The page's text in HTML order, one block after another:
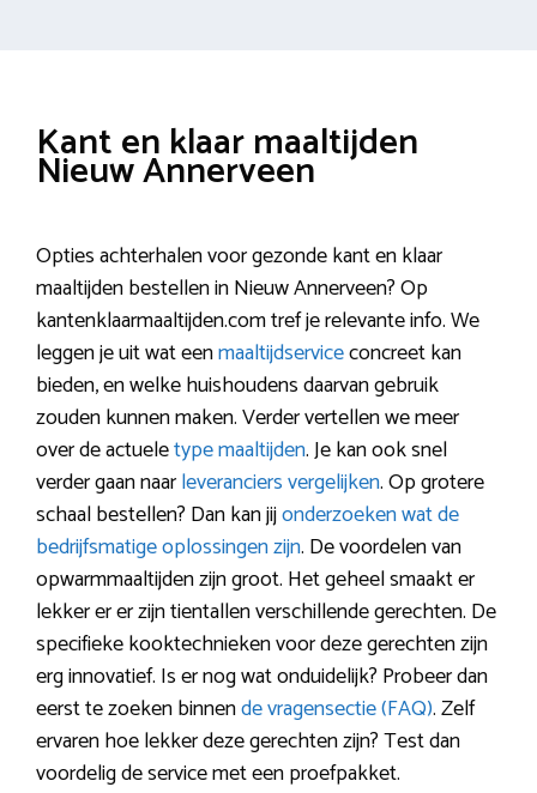
Kant en klaar maaltijden
Nieuw Annerveen
Opties achterhalen voor gezonde kant en klaar
maaltijden bestellen in Nieuw Annerveen? Op
kantenklaarmaaltijden.com tref je relevante info. We
leggen je uit wat eenmaaltijdserviceconcreet kan
bieden, en welke huishoudens daarvan gebruik
zouden kunnen maken. Verder vertellen we meer
over de actueletype maaltijden. Je kan ook snel
verder gaan naarleveranciers vergelijken. Op grotere
schaal bestellen? Dan kan jijonderzoeken wat de
bedrijfsmatige oplossingen zijn. De voordelen van
opwarmmaaltijden zijn groot. Het geheel smaakt er
lekker er er zijn tientallen verschillende gerechten. De
specifieke kooktechnieken voor deze gerechten zijn
erg innovatief. Is er nog wat onduidelijk? Probeer dan
eerst te zoeken binnende vragensectie (FAQ). Zelf
ervaren hoe lekker deze gerechten zijn? Test dan
voordelig de service met een proefpakket.